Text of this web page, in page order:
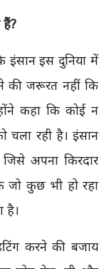
इंसान इस दुनिया में
की जरूरत नहीं कि
कहा कि कोई न
चला रही है। इंसान
अपना किरदार
जो कुछ भी हो रहा
है।
करने की बजाय